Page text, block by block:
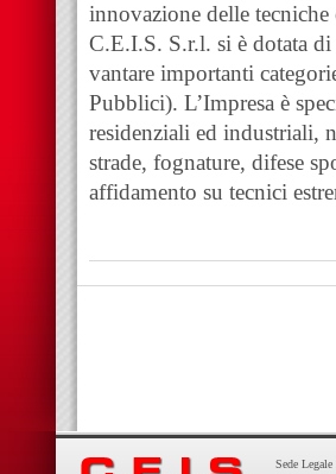
innovazione delle
C.E.I.S. S.r.l. si è dotata
vantare importanti
Pubblici). L’Impresa è
residenziali ed industriali,
strade, fognature, difese
affidamento su tecnici
Sede